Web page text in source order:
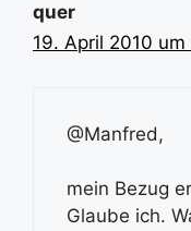
quer
19. April 2010
@Manfred,
mein Bezug
Glaube ich.